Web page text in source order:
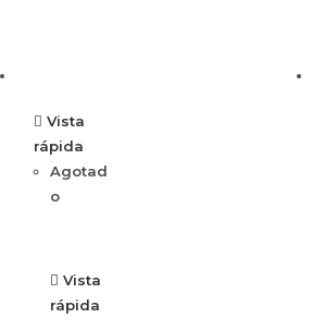
Vista
rápida
Agotad
o
Vista
rápida